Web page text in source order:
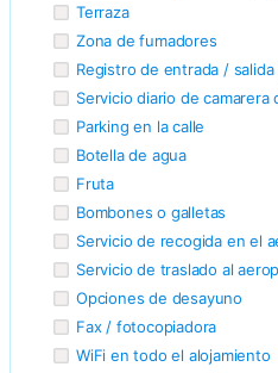
Terraza
Zona de fumadores
Registro de entrada / salida
Servicio diario de camarera
Parking en la calle
Botella de agua
Fruta
Bombones o galletas
Servicio de recogida en el
Servicio de traslado al
Opciones de desayuno
Fax / fotocopiadora
WiFi en todo el alojamiento